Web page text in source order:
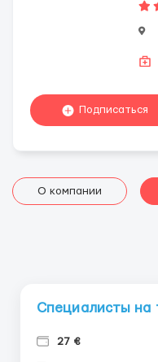
Подписаться
О компании
Специалисты на
27 €